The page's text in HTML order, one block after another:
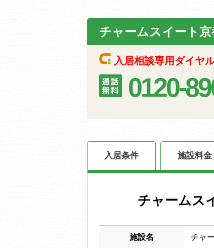
チャームスイート京
入居相談専用ダイヤ
0120-
入居条件 施設料金
チャームス
施設名 チャ